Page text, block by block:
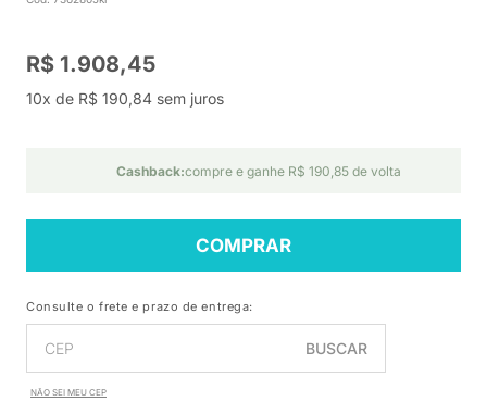
R$ 1.908,45
10x de R$ 190,84 sem juros
Cashback:compre e ganhe R$ 190,85 de volta
COMPRAR
Consulte o frete e prazo de entrega:
BUSCAR
NÃO SEI MEU CEP